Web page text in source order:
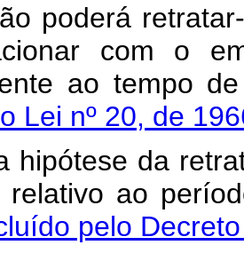
poderá
com o
ao tempo
Lei nº 20, de
da
relativo ao
pelo